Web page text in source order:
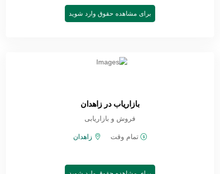
برای مشاهده حقوق وارد شوید
بازاریاب در زاهدان
فروش و بازاریابی
تمام وقت زاهدان